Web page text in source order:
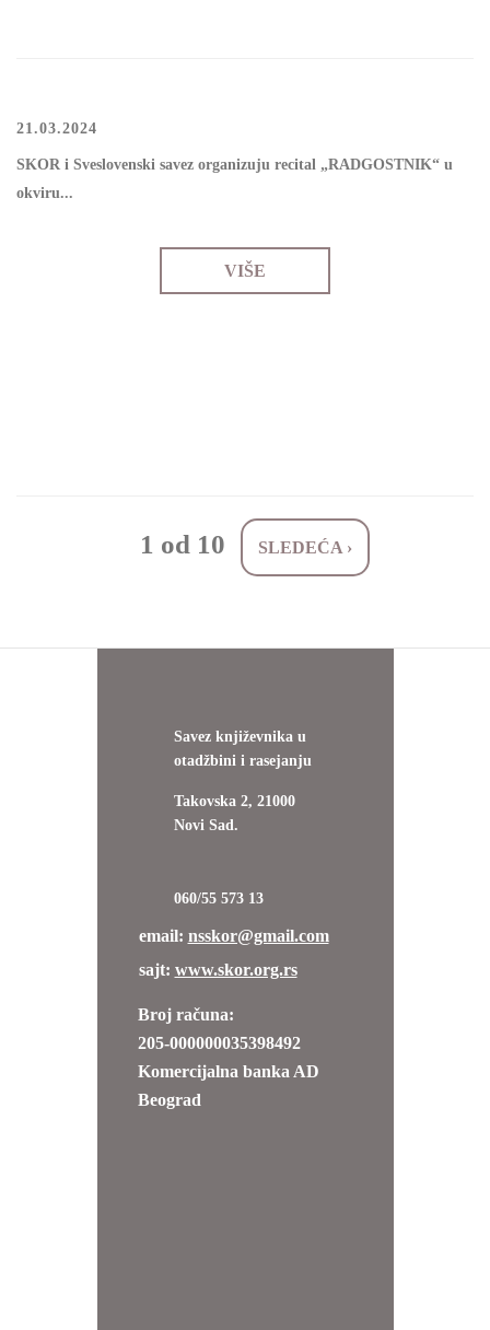
21.03.2024
SKОR i Svеslоvеnski sаvеz оrgаnizuјu rеcitаl „RАDGОSТNIK“ u
оkviru...
VIŠE
1 od 10 SLEDEĆA ›
Savez književnika u
otadžbini i rasejanju
Takovska 2, 21000
Novi Sad.
060/55 573 13
еmail: nsskor@gmail.com
sajt: www.skor.org.rs
Broj računa:
205-000000035398492
Komercijalna banka AD
Beograd